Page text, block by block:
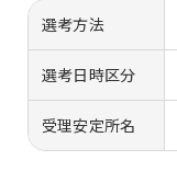
選考方法
選考日時区分
受理安定所名